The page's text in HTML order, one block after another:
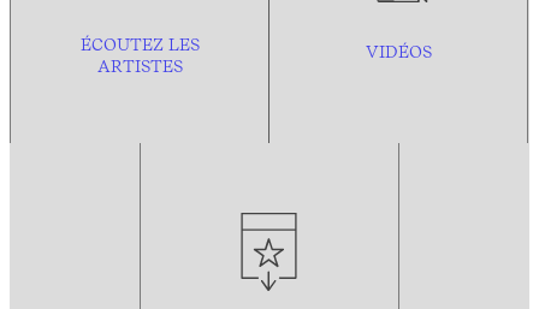
ÉCOUTEZ LES
ARTISTES
VIDÉOS